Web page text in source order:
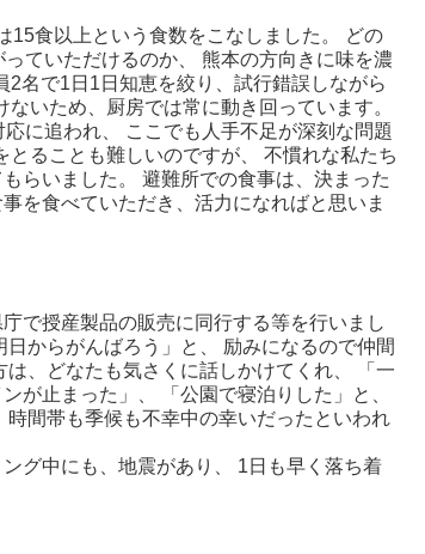
食以上という食数をこなしました。 どの
ていただけるのか、 熊本の方向きに味を濃
名で1日1日知恵を絞り、試行錯誤しながら
いため、厨房では常に動き回っています。
に追われ、 ここでも人手不足が深刻な問題
ることも難しいのですが、 不慣れな私たち
らいました。 避難所での食事は、決まった
を食べていただき、活力になればと思いま
で授産製品の販売に同行する等を行いまし
からがんばろう」と、 励みになるので仲間
、どなたも気さくに話しかけてくれ、 「一
が止まった」、 「公園で寝泊りした」と、
間帯も季候も不幸中の幸いだったといわれ
グ中にも、地震があり、 1日も早く落ち着